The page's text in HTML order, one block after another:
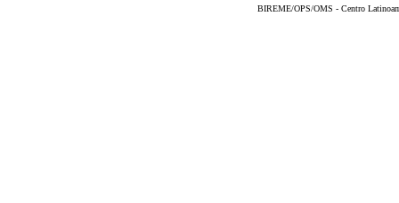
BIREME/OPS/OMS - Centro